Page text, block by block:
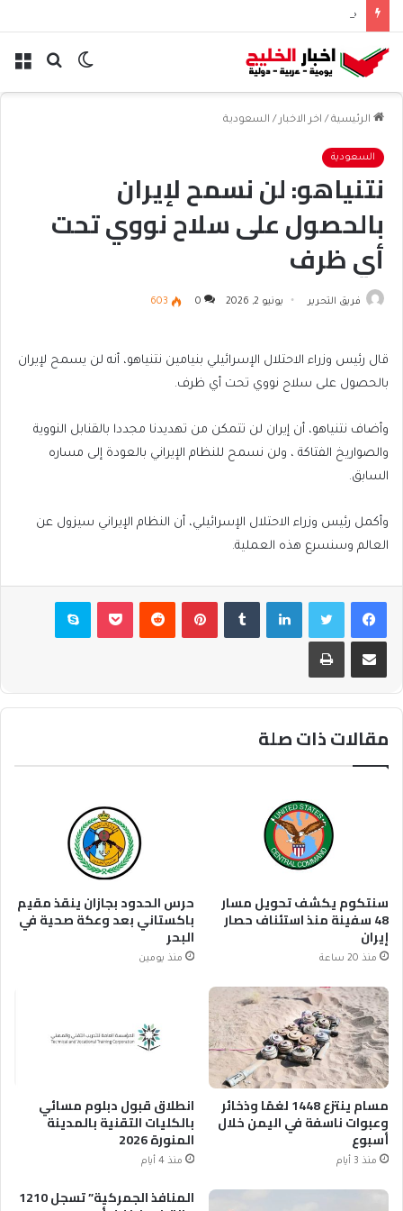
حجز موعد عبر منصة صحتي | طريقة الحجز وتعديل الموعد
بحث الوضع
الرئيسية / اخر الاخبار / السعودية
السعودية
نتنياهو: لن نسمح لإيران
بالحصول على سلاح نووي تحت
أي ظرف
فريق التحرير يونيو 2, 2026 0
603
قال رئيس وزراء الاحتلال الإسرائيلي بنيامين نتنياهو، أنه لن يسمح لإيران
بالحصول على سلاح نووي تحت أي ظرف.
وأضاف نتنياهو، أن إيران لن تتمكن من تهديدنا مجددا بالقنابل النووية
والصواريخ الفتاكة ، ولن نسمح للنظام الإيراني بالعودة إلى مساره
السابق.
وأكمل رئيس وزراء الاحتلال الإسرائيلي، أن النظام الإيراني سيزول عن
العالم وسنسرع هذه العملية.
فيسبوكتويتر لينكدإن بينتيريست بوكيت سكايب
مشاركة عبر البريد طباعة
مقالات ذات صلة
سنتكوم يكشف تحويل مسار
48 سفينة منذ استئناف حصار
إيران
منذ 20 ساعة
حرس الحدود بجازان ينقذ مقيم
باكستاني بعد وعكة صحية في
البحر
منذ يومين
مسام ينتزع 1448 لغمًا وذخائر
وعبوات ناسفة في اليمن خلال
أسبوع
منذ 3 أيام
انطلاق قبول دبلوم مسائي
بالكليات التقنية بالمدينة
المنورة 2026
منذ 4 أيام
المنافذ الجمركية” تسجل 1210